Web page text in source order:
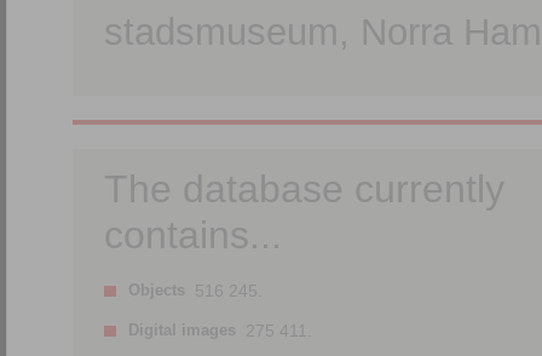
stadsmuseum, Norra
The database currently
contains...
Objects 516 245.
Digital images 275 411.